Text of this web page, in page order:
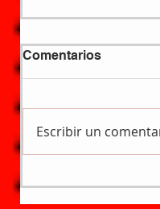
Comentarios
Escribir un